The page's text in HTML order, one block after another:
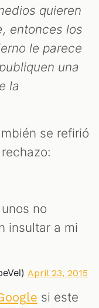
quieren
entonces los
le parece
una
la
se refirió
no
insultar a mi
April 23, 2015
si este